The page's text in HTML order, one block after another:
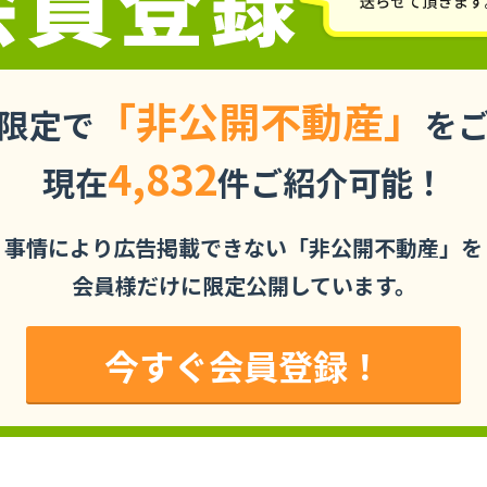
定で 「非公開不動産」 を
現在4,832件ご紹介可能！
事情により広告掲載できない「非公開不動産」を
会員様だけに限定公開しています。
今すぐ会員登録！